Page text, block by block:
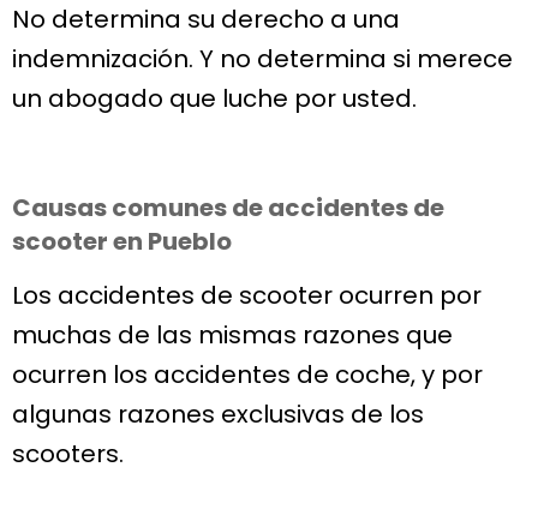
No determina su derecho a una
indemnización. Y no determina si merece
un abogado que luche por usted.
Causas comunes de accidentes de
scooter en Pueblo
Los accidentes de scooter ocurren por
muchas de las mismas razones que
ocurren los accidentes de coche, y por
algunas razones exclusivas de los
scooters.